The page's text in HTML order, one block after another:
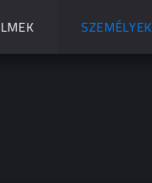
SZEMÉLYEK